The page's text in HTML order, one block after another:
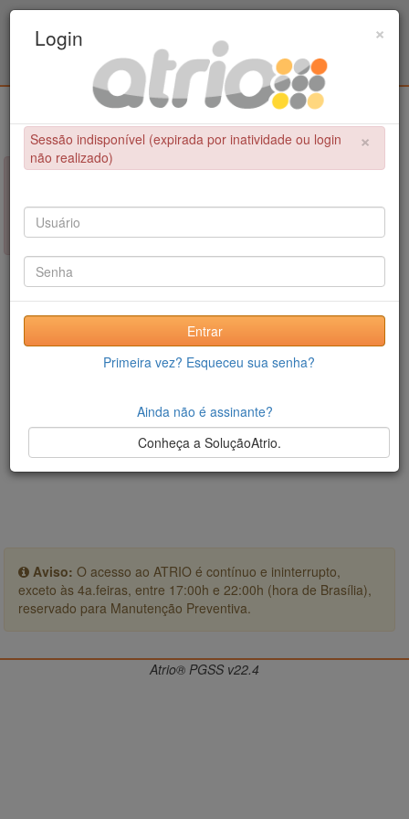
Civil / UPE
×
NÃO FOI POSSÍVEL CONCLUIR A OPERAÇÃO
Sessão indisponível (expirada por inatividade ou login não
realizado)
Aviso: O acesso ao ATRIO é contínuo e ininterrupto,
exceto às 4a.feiras, entre 17:00h e 22:00h (hora de Brasília),
reservado para Manutenção Preventiva.
×
Login
×
Sessão indisponível (expirada por inatividade ou login
não realizado)
Entrar
Primeira vez? Esqueceu sua senha?
Ainda não é assinante?
Conheça a SoluçãoAtrio.
Atrio® PGSS v22.4